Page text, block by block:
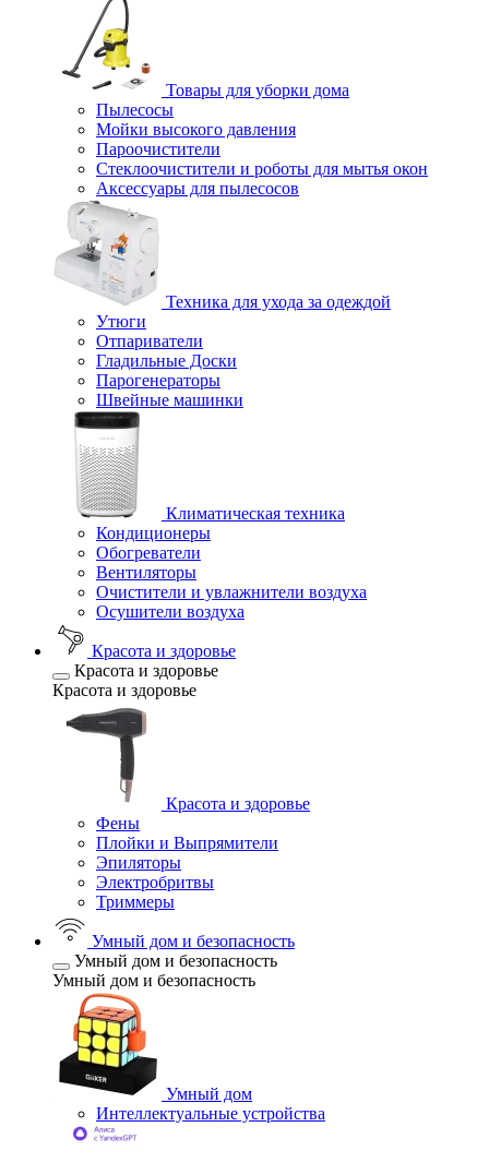
Товары для уборки дома
Пылесосы
Мойки высокого давления
Пароочистители
Стеклоочистители и роботы для мытья окон
Аксессуары для пылесосов
Техника для ухода за одеждой
Утюги
Отпариватели
Гладильные Доски
Парогенераторы
Швейные машинки
Климатическая техника
Кондиционеры
Обогреватели
Вентиляторы
Очистители и увлажнители воздуха
Осушители воздуха
Красота и здоровье
Красота и здоровье
Красота и здоровье
Красота и здоровье
Фены
Плойки и Выпрямители
Эпиляторы
Электробритвы
Триммеры
Умный дом и безопасность
Умный дом и безопасность
Умный дом и безопасность
Умный дом
Интеллектуальные устройства